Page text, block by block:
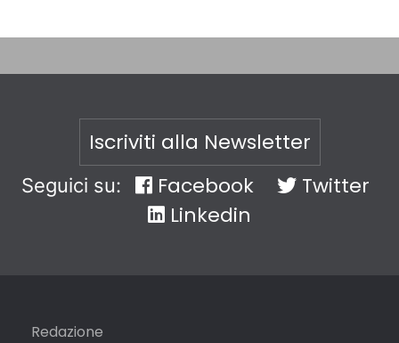
Iscriviti alla Newsletter
Seguici su: Facebook
Twitter
Linkedin
Redazione